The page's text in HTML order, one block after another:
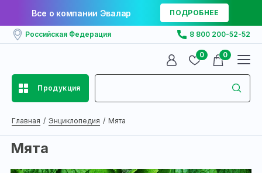
Все о компании Эвалар ПОДРОБНЕЕ
Российская Федерация 8 800 200-52-52
0 0
Продукция
Главная Энциклопедия Мята
Мята